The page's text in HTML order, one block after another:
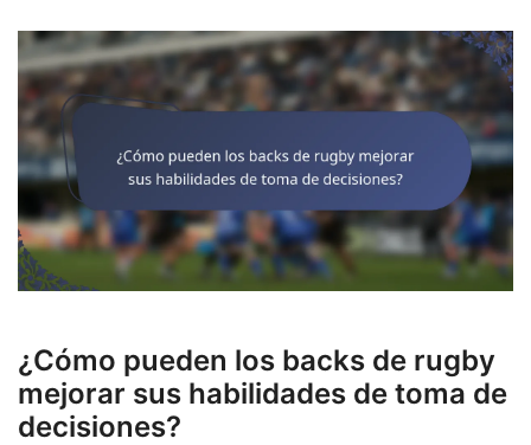
¿Cómo pueden los backs de rugby
mejorar sus habilidades de toma de
decisiones?